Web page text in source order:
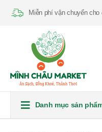
Miễn phí vận chuyển
Danh mục sản